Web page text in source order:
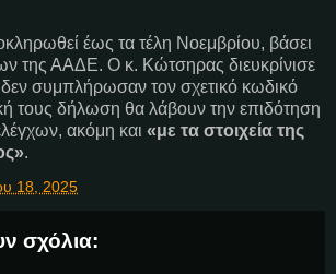
έως τα τέλη Νοεμβρίου, βάσει
της ΑΑΔΕ. Ο κ. Κώτσηρας διευκρίνισε
δεν συμπλήρωσαν τον σχετικό κωδικό
τους δήλωση θα λάβουν την επιδότηση
ακόμη και «με τα στοιχεία της
.
18, 2025
σχόλια: